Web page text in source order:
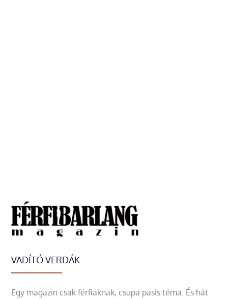
VADÍTÓ VERDÁK
Egy magazin csak férfiaknak, csupa pasis téma. És hát